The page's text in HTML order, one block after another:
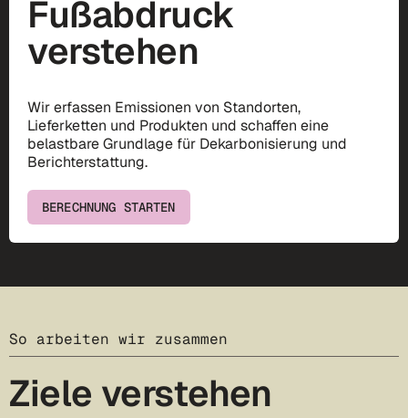
Fußabdruck
verstehen
Wir erfassen Emissionen von Standorten,
Lieferketten und Produkten und schaffen eine
belastbare Grundlage für Dekarbonisierung und
Berichterstattung.
BERECHNUNG STARTEN
So arbeiten wir zusammen
Ziele verstehen